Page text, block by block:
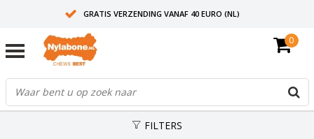
GRATIS VERZENDING VANAF 40 EURO (NL)
0
FILTERS